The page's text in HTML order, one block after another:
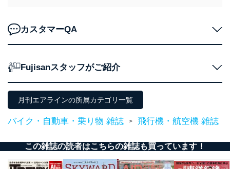
護管理者の責任のもと、個人情報を取得・アクセス・利
東京都渋谷区南平台町16-11
代表取締役会長 西野 伸一郎
個人情報保護管理者: 経営管理グループディレクター 前
カスタマーQA
Fujisanスタッフがご紹介
月刊エアラインの所属カテゴリ一覧
バイク・自動車・乗り物 雑誌 > 飛行機・航空機 雑誌
この雑誌の読者はこちらの雑誌も買っています！